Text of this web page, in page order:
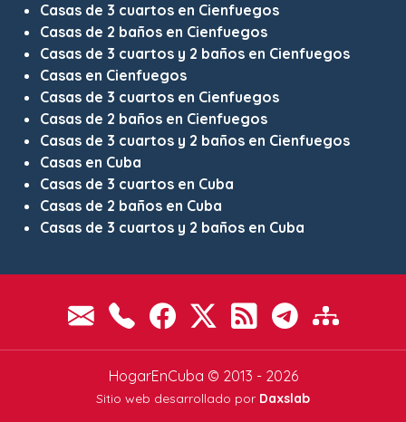
Casas de 3 cuartos en Cienfuegos
Casas de 2 baños en Cienfuegos
Casas de 3 cuartos y 2 baños en Cienfuegos
Casas en Cienfuegos
Casas de 3 cuartos en Cienfuegos
Casas de 2 baños en Cienfuegos
Casas de 3 cuartos y 2 baños en Cienfuegos
Casas en Cuba
Casas de 3 cuartos en Cuba
Casas de 2 baños en Cuba
Casas de 3 cuartos y 2 baños en Cuba
HogarEnCuba © 2013 - 2026
Sitio web desarrollado por Daxslab